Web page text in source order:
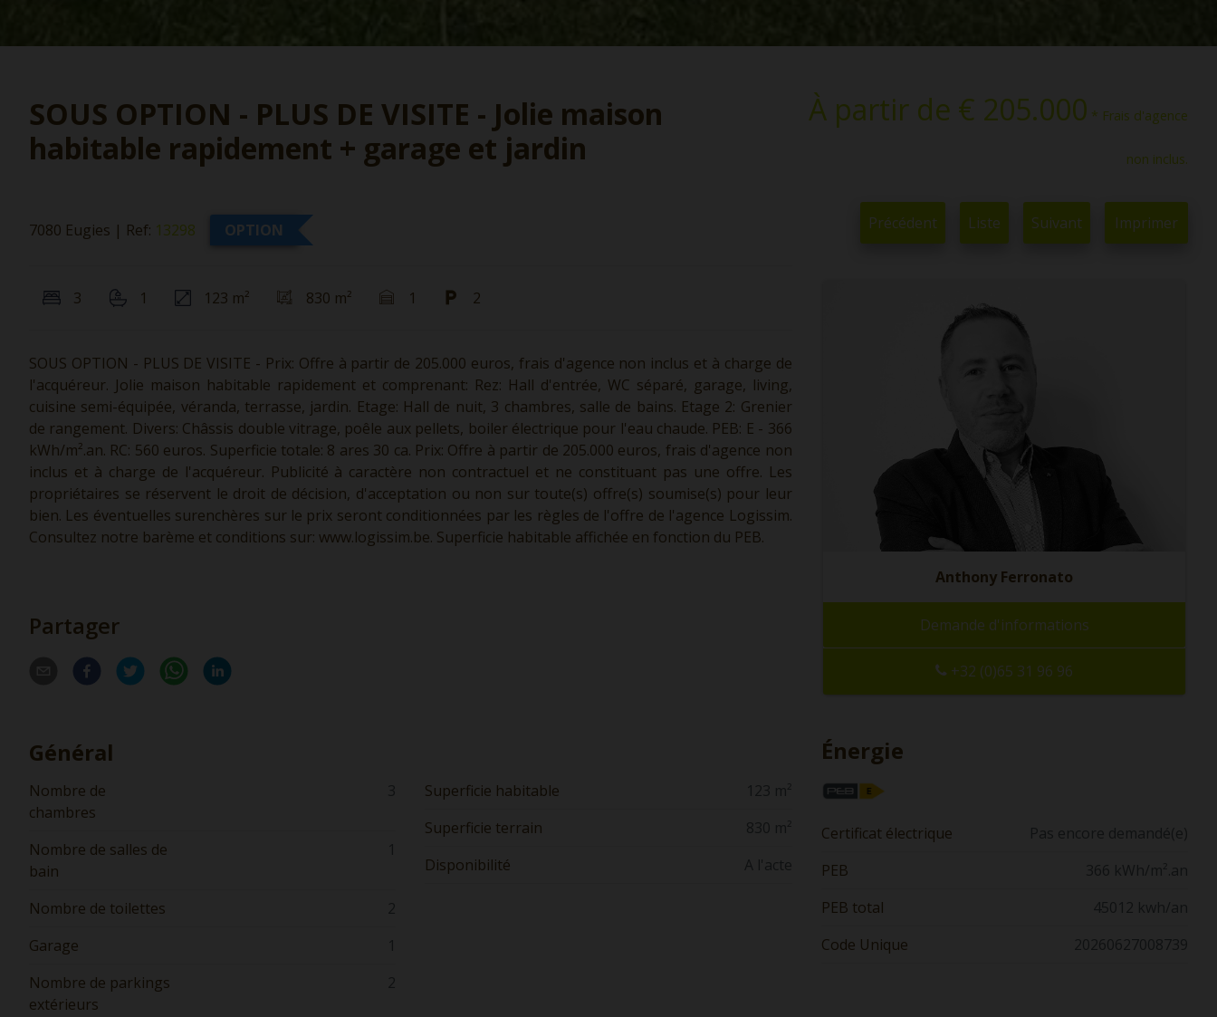
SOUS OPTION - PLUS DE VISITE - Jolie maison
habitable rapidement + garage et jardin
À partir de € 205.000 * Frais d'agence
non inclus.
7080 Eugies | Ref: 13298 OPTION Précédent Liste Suivant Imprimer
3 1 123 m² 830 m² 1 2
SOUS OPTION - PLUS DE VISITE - Prix: Offre à partir de 205.000 euros, frais d'agence non inclus et à charge de
l'acquéreur. Jolie maison habitable rapidement et comprenant: Rez: Hall d'entrée, WC séparé, garage, living,
cuisine semi-équipée, véranda, terrasse, jardin. Etage: Hall de nuit, 3 chambres, salle de bains. Etage 2: Grenier
de rangement. Divers: Châssis double vitrage, poêle aux pellets, boiler électrique pour l'eau chaude. PEB: E - 366
kWh/m².an. RC: 560 euros. Superficie totale: 8 ares 30 ca. Prix: Offre à partir de 205.000 euros, frais d'agence non
inclus et à charge de l'acquéreur. Publicité à caractère non contractuel et ne constituant pas une offre. Les
propriétaires se réservent le droit de décision, d'acceptation ou non sur toute(s) offre(s) soumise(s) pour leur
bien. Les éventuelles surenchères sur le prix seront conditionnées par les règles de l'offre de l'agence Logissim.
Consultez notre barème et conditions sur: www.logissim.be. Superficie habitable affichée en fonction du PEB.
Partager
Général
Nombre de
chambres
3
Nombre de salles de
bain
1
Nombre de toilettes
2
Garage
1
Nombre de parkings
extérieurs
2
Superficie habitable
123 m²
Superficie terrain
830 m²
Disponibilité
A l'acte
Anthony Ferronato
Demande d'informations
+32 (0)65 31 96 96
Énergie
Certificat électrique
Pas encore demandé(e)
PEB
366 kWh/m².an
PEB total
45012 kwh/an
Code Unique
20260627008739